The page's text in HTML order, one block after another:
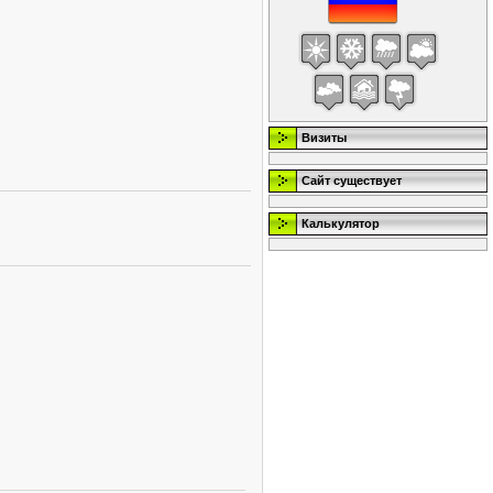
Визиты
Сайт существует
Калькулятор